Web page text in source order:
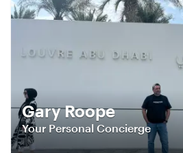
Gary Roope
Your Personal Concierge